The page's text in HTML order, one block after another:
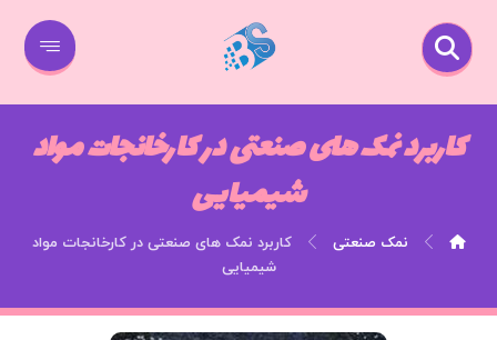
کاربرد نمک های صنعتی در کارخانجات مواد
شیمیایی
نمک صنعتی
کاربرد نمک های صنعتی در کارخانجات مواد
شیمیایی